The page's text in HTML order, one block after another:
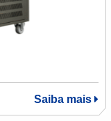
Saiba mais